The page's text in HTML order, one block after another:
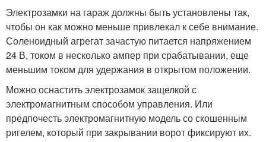
Электрозамки на гараж должны быть установлены так,
чтобы он как можно меньше привлекал к себе внимание.
Соленоидный агрегат зачастую питается напряжением
24 В, током в несколько ампер при срабатывании, еще
меньшим током для удержания в открытом положении.
Можно оснастить электрозамок защелкой с
электромагнитным способом управления. Или
предпочесть электромагнитную модель со скошенным
ригелем, который при закрывании ворот фиксируют их.